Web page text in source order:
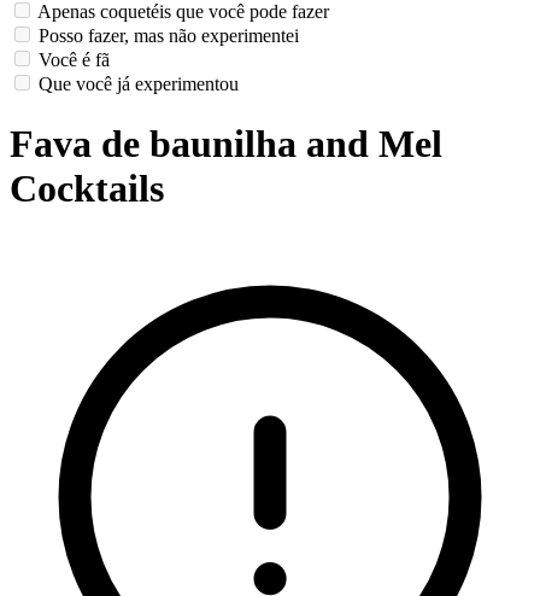
Apenas coquetéis que você pode fazer
Posso fazer, mas não experimentei
Você é fã
Que você já experimentou
Fava de baunilha and Mel
Cocktails